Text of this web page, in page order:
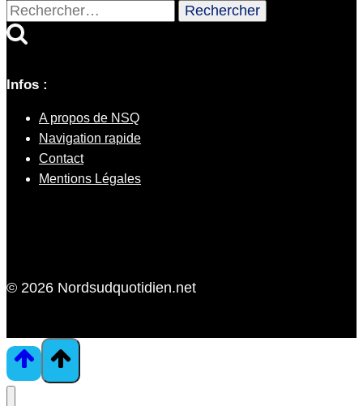
Rechercher :
Infos :
A propos de NSQ
Navigation rapide
Contact
Mentions Légales
© 2026 Nordsudquotidien.net